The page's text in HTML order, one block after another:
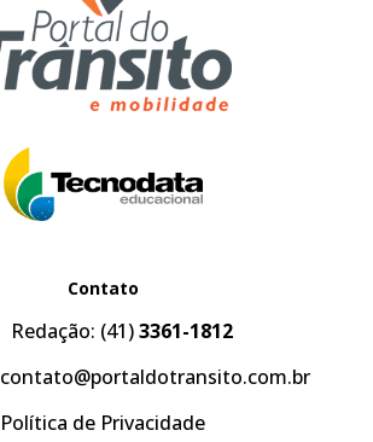
Contato
Redação: (41)3361-1812
contato@portaldotransito.com.br
Política de Privacidade